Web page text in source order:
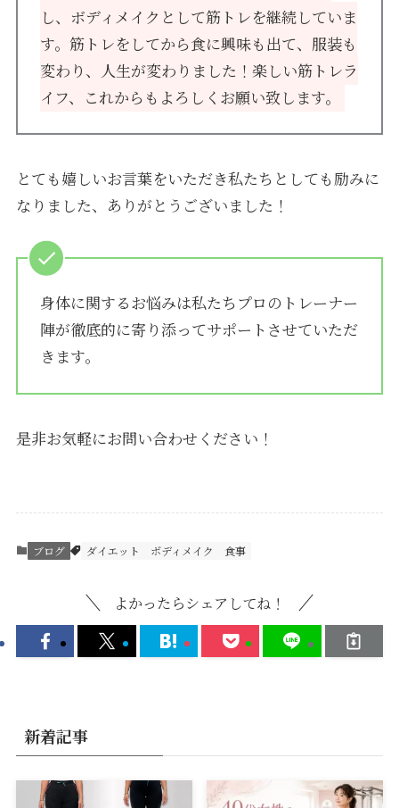
し、ボディメイクとして筋トレを継続していま
す。筋トレをしてから食に興味も出て、服装も
変わり、人生が変わりました！楽しい筋トレラ
イフ、これからもよろしくお願い致します。
とても嬉しいお言葉をいただき私たちとしても励みに
なりました、ありがとうございました！
身体に関するお悩みは私たちプロのトレーナー
陣が徹底的に寄り添ってサポートさせていただ
きます。
是非お気軽にお問い合わせください！
ブログ ダイエット ボディメイク 食事
よかったらシェアしてね！
新着記事